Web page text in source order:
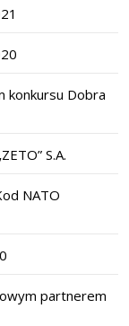
konkursu Dobra
S.A.
NATO
partnerem